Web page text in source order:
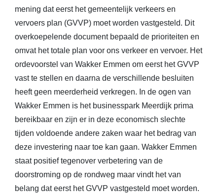
mening dat eerst het gemeentelijk verkeers en
vervoers plan (GVVP) moet worden vastgesteld. Dit
overkoepelende document bepaald de prioriteiten en
omvat het totale plan voor ons verkeer en vervoer. Het
ordevoorstel van Wakker Emmen om eerst het GVVP
vast te stellen en daarna de verschillende besluiten
heeft geen meerderheid verkregen. In de ogen van
Wakker Emmen is het businesspark Meerdijk prima
bereikbaar en zijn er in deze economisch slechte
tijden voldoende andere zaken waar het bedrag van
deze investering naar toe kan gaan. Wakker Emmen
staat positief tegenover verbetering van de
doorstroming op de rondweg maar vindt het van
belang dat eerst het GVVP vastgesteld moet worden.